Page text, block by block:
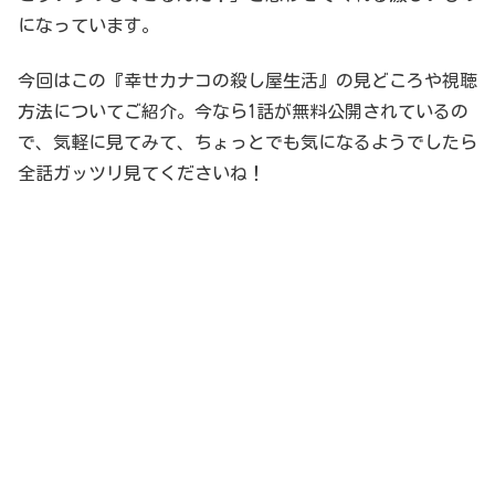
になっています。
今回はこの『幸せカナコの殺し屋生活』の見どころや視聴
方法についてご紹介。今なら1話が無料公開されているの
で、気軽に見てみて、ちょっとでも気になるようでしたら
全話ガッツリ見てくださいね！